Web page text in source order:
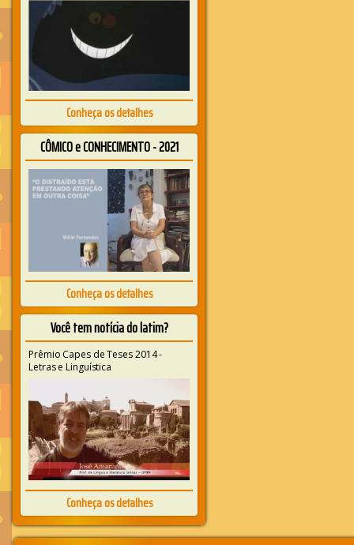
Conheça os detalhes
CÔMICO e CONHECIMENTO - 2021
Conheça os detalhes
Você tem notícia do latim?
Prêmio Capes de Teses 2014 -
Letras e Linguística
Conheça os detalhes